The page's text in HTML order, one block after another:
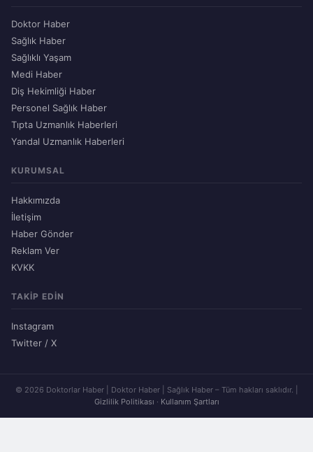
Doktor Haber
Sağlık Haber
Sağlıklı Yaşam
Medi Haber
Diş Hekimliği Haber
Personel Sağlık Haber
Tıpta Uzmanlık Haberleri
Yandal Uzmanlık Haberleri
KURUMSAL
Hakkımızda
İletişim
Haber Gönder
Reklam Ver
KVKK
TAKIP EDIN
Instagram
Twitter / X
© 2026 Doktorlar Haber | Doktor Haber | Sağlık Haber – Tüm hakları saklıdır. |
Gizlilik Politikası · Kullanım Şartları